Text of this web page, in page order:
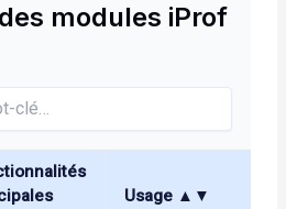
modules iProf
Usage ▲▼